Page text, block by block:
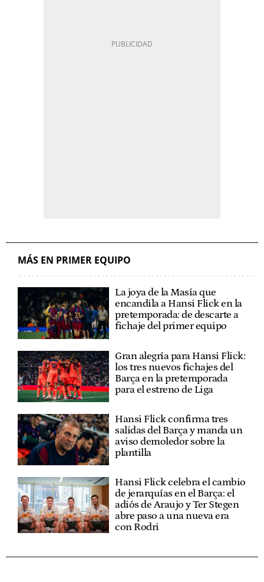
MÁS EN PRIMER EQUIPO
La joya de la Masía que
encandila a Hansi Flick en la
pretemporada: de descarte a
fichaje del primer equipo
Gran alegría para Hansi Flick:
los tres nuevos fichajes del
Barça en la pretemporada
para el estreno de Liga
Hansi Flick confirma tres
salidas del Barça y manda un
aviso demoledor sobre la
plantilla
Hansi Flick celebra el cambio
de jerarquías en el Barça: el
adiós de Araujo y Ter Stegen
abre paso a una nueva era
con Rodri